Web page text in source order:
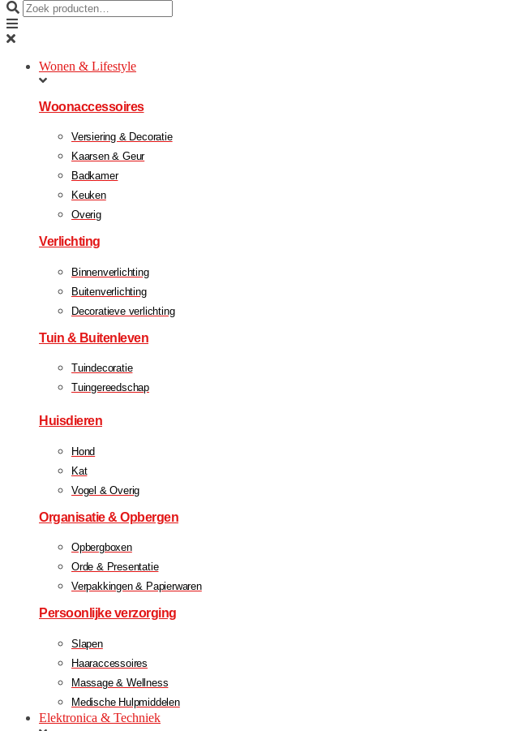
Wonen & Lifestyle
Woonaccessoires
Versiering & Decoratie
Kaarsen & Geur
Badkamer
Keuken
Overig
Verlichting
Binnenverlichting
Buitenverlichting
Decoratieve verlichting
Tuin & Buitenleven
Tuindecoratie
Tuingereedschap
Huisdieren
Hond
Kat
Vogel & Overig
Organisatie & Opbergen
Opbergboxen
Orde & Presentatie
Verpakkingen & Papierwaren
Persoonlijke verzorging
Slapen
Haaraccessoires
Massage & Wellness
Medische Hulpmiddelen
Elektronica & Techniek